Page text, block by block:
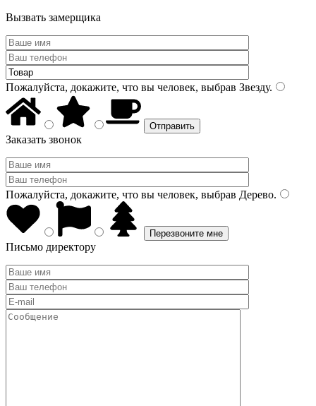
Вызвать замерщика
Пожалуйста, докажите, что вы человек, выбрав Звезду.
Заказать звонок
Пожалуйста, докажите, что вы человек, выбрав Дерево.
Письмо директору